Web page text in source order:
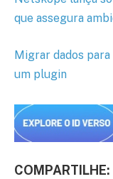
que assegura
Migrar dados
um plugin
COMPARTILHE: